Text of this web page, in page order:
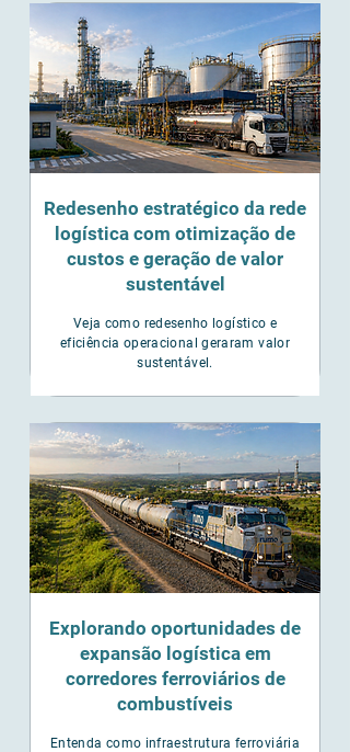
Redesenho estratégico da rede
logística com otimização de
custos e geração de valor
sustentável
Veja como redesenho logístico e
eficiência operacional geraram valor
sustentável.
Explorando oportunidades de
expansão logística em
corredores ferroviários de
combustíveis
Entenda como infraestrutura ferroviária